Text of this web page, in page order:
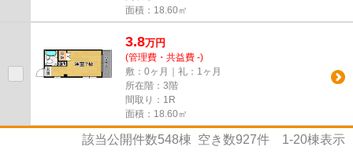
面積：18.60㎡
3.8万円
(管理費・共益費 -)
敷：0ヶ月｜礼：1ヶ月
所在階：3階
間取り：1R
面積：18.60㎡
該当公開件数548棟 空き数927件 1-20棟表示